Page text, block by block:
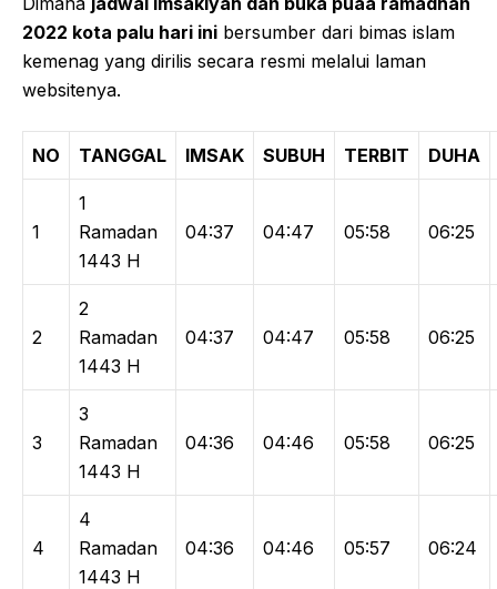
2022 kota palu hari ini bersumber dari bimas islam
kemenag yang dirilis secara resmi melalui laman
websitenya.
NO TANGGAL IMSAK SUBUH TERBIT DUHA
1
1
Ramadan
1443 H
04:37 04:47 05:58 06:25
2
2
Ramadan
1443 H
04:37 04:47 05:58 06:25
3
3
Ramadan
1443 H
04:36 04:46 05:58 06:25
4
4
Ramadan
1443 H
04:36 04:46 05:57 06:24